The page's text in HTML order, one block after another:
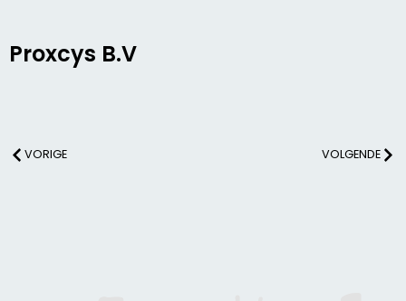
Proxcys B.V
VORIGE VOLGENDE